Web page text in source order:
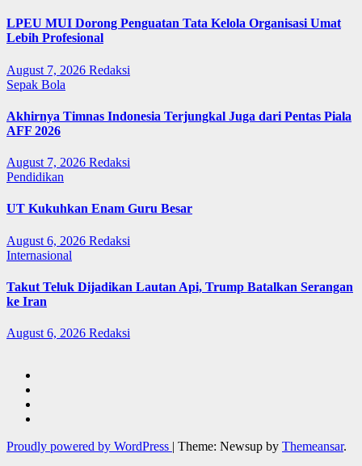
LPEU MUI Dorong Penguatan Tata Kelola Organisasi Umat
Lebih Profesional
August 7, 2026 Redaksi
Sepak Bola
Akhirnya Timnas Indonesia Terjungkal Juga dari Pentas Piala
AFF 2026
August 7, 2026 Redaksi
Pendidikan
UT Kukuhkan Enam Guru Besar
August 6, 2026 Redaksi
Internasional
Takut Teluk Dijadikan Lautan Api, Trump Batalkan Serangan
ke Iran
August 6, 2026 Redaksi
Proudly powered by WordPress | Theme: Newsup by Themeansar.